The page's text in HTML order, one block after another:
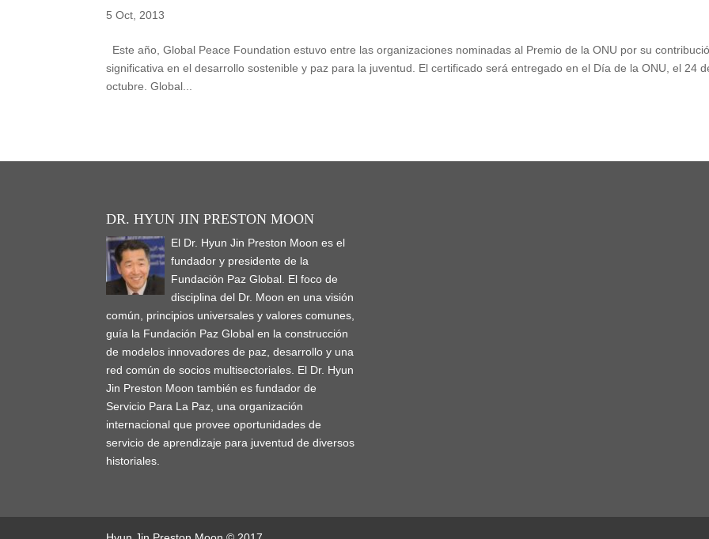
5 Oct, 2013
Este año, Global Peace Foundation estuvo entre las organizaciones nominadas al Premio de la ONU por su
significativa en el desarrollo sostenible y paz para la juventud. El certificado será entregado en el Día de la ONU, el 24
octubre. Global...
DR. HYUN JIN PRESTON MOON
El Dr. Hyun Jin Preston Moon es el
fundador y presidente de la
Fundación Paz Global. El foco de
disciplina del Dr. Moon en una visión
común, principios universales y valores comunes,
guía la Fundación Paz Global en la construcción
de modelos innovadores de paz, desarrollo y una
red común de socios multisectoriales. El Dr. Hyun
Jin Preston Moon también es fundador de
Servicio Para La Paz, una organización
internacional que provee oportunidades de
servicio de aprendizaje para juventud de diversos
historiales.